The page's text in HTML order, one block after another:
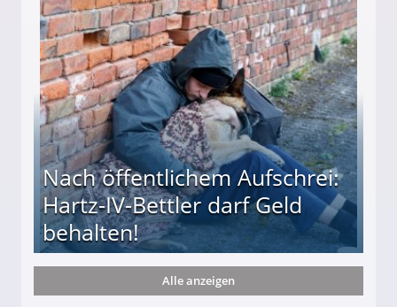
entführten seine Hündin "Hanni"!
Nach öffentlichem Aufschrei:
Hartz-IV-Bettler darf Geld
behalten!
darf Geld behalten!
Alle anzeigen